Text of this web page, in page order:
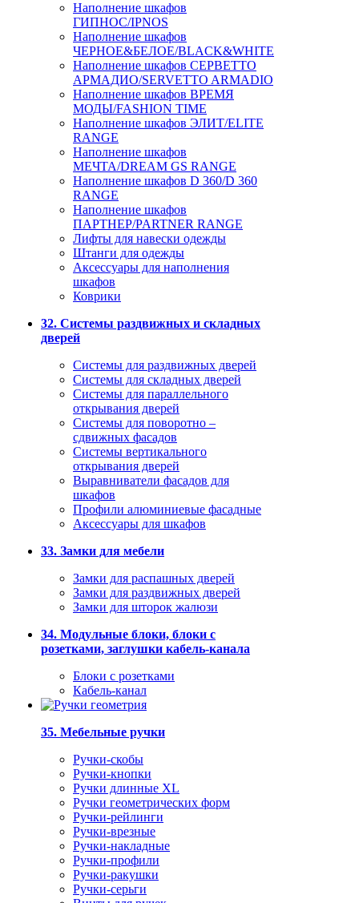
Наполнение шкафов
ГИПНОС/IPNOS
Наполнение шкафов
ЧЕРНОЕ&БЕЛОЕ/BLACK&WHITE
Наполнение шкафов СЕРВЕТТО
АРМАДИО/SERVETTO ARMADIO
Наполнение шкафов ВРЕМЯ
МОДЫ/FASHION TIME
Наполнение шкафов ЭЛИТ/ELITE
RANGE
Наполнение шкафов
МЕЧТА/DREAM GS RANGE
Наполнение шкафов D 360/D 360
RANGE
Наполнение шкафов
ПАРТНЕР/PARTNER RANGE
Лифты для навески одежды
Штанги для одежды
Аксессуары для наполнения
шкафов
Коврики
32. Системы раздвижных и складных
дверей
Системы для раздвижных дверей
Системы для складных дверей
Системы для параллельного
открывания дверей
Системы для поворотно –
сдвижных фасадов
Системы вертикального
открывания дверей
Выравниватели фасадов для
шкафов
Профили алюминиевые фасадные
Аксессуары для шкафов
33. Замки для мебели
Замки для распашных дверей
Замки для раздвижных дверей
Замки для шторок жалюзи
34. Модульные блоки, блоки с
розетками, заглушки кабель-канала
Блоки с розетками
Кабель-канал
35. Мебельные ручки
Ручки-скобы
Ручки-кнопки
Ручки длинные XL
Ручки геометрических форм
Ручки-рейлинги
Ручки-врезные
Ручки-накладные
Ручки-профили
Ручки-ракушки
Ручки-серьги